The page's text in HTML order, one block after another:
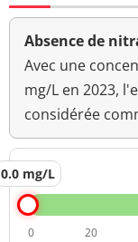
Absence de
Avec une
mg/L en 2023,
considérée
0.0 mg/L
0 20